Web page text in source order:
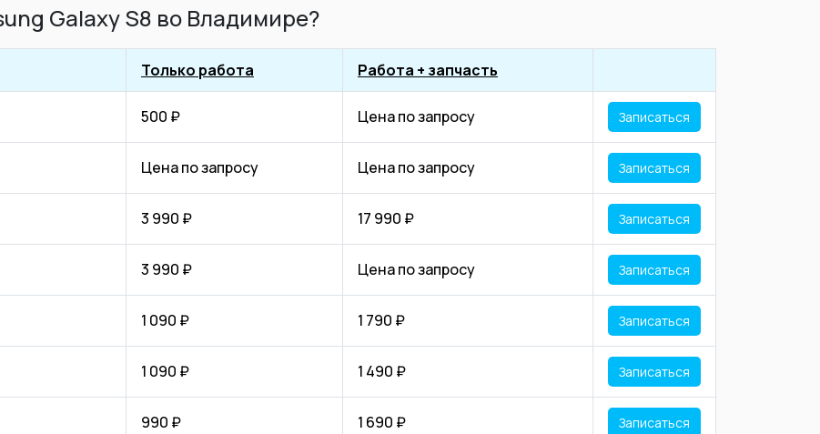
Galaxy S8 во Владимире?
Только работа Работа + запчасть
500 ₽ Цена по запросу Записаться
Цена по запросу Цена по запросу Записаться
3 990 ₽ 17 990 ₽ Записаться
3 990 ₽ Цена по запросу Записаться
1 090 ₽ 1 790 ₽ Записаться
1 090 ₽ 1 490 ₽ Записаться
990 ₽ 1 690 ₽ Записаться